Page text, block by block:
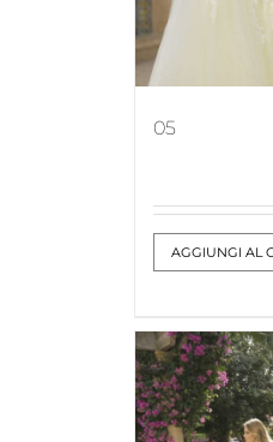
05
AGGIUNGI AL